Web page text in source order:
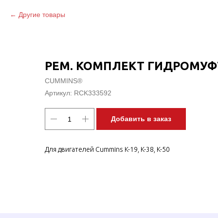
Другие товары
РЕМ. КОМПЛЕКТ
CUMMINS®
Артикул: RCK333592
Добавить в заказ
Для двигателей Cummins K-19, K-38, K-50